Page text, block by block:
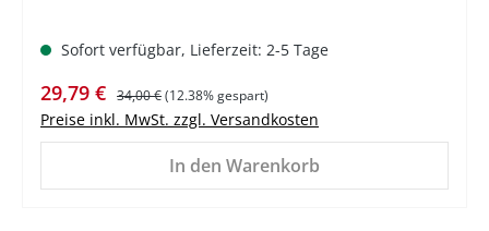
Sofort verfügbar, Lieferzeit: 2-5 Tage
Verkaufspreis:
29,79 € Regulärer Preis:
34,00 €(12.38% gespart)
Preise inkl. MwSt. zzgl. Versandkosten
In den Warenkorb